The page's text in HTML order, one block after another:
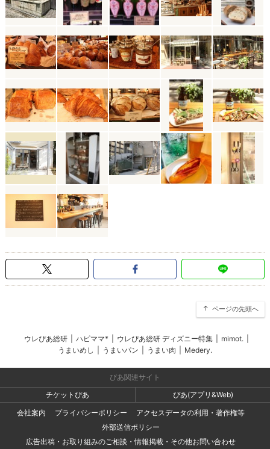
ページの先頭へ
ウレぴあ総研 ハピママ* ウレぴあ総研 ディズニー特集 mimot.
うまいめし
うまいパン うまい肉 Medery.
ぴあ関連サイト
チケットぴあ
ぴあ(アプリ&Web)
会社案内
プライバシーポリシー
アクセスデータの利用・著作権等
外部送信ポリシー
広告出稿・お取り組みのご相談・情報掲載・その他お問い合わせ